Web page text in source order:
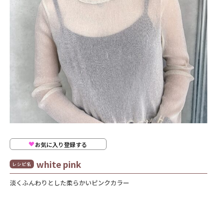
お気に入り登録する
レシピ名 white pink
淡くふんわりとした柔らかいピンクカラー